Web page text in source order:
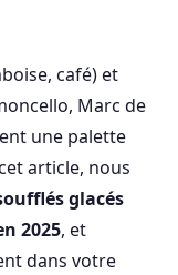
café) et
Marc de
une palette
article, nous
glacés
2025, et
dans votre